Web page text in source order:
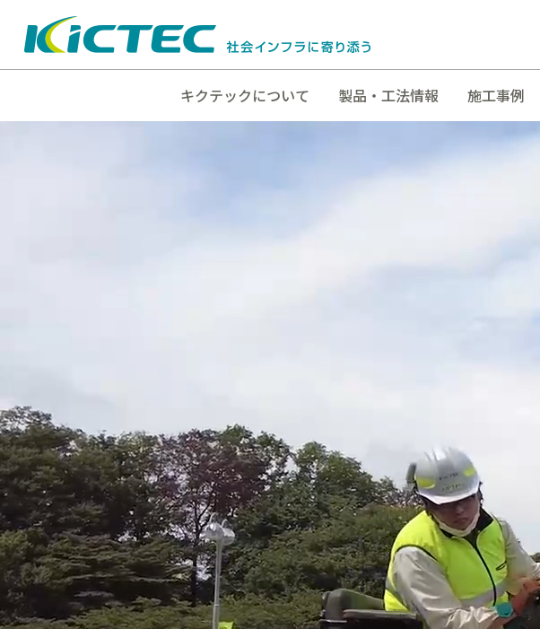
キクテックについて 製品・工法情報 施工事例